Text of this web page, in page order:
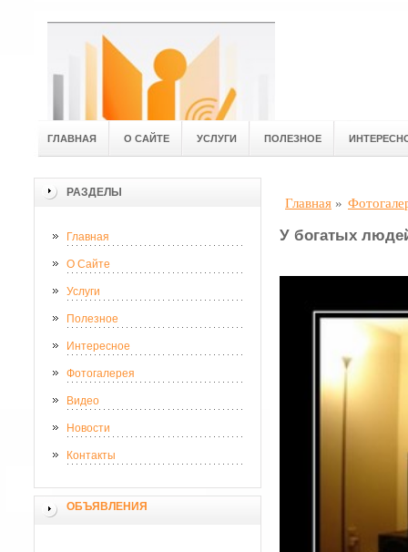
ГЛАВНАЯ О САЙТЕ УСЛУГИ ПОЛЕЗНОЕ
РАЗДЕЛЫ
Главная
О Сайте
Услуги
Полезное
Интересное
Фотогалерея
Видео
Новости
Контакты
ОБЪЯВЛЕНИЯ
Главная »
У богатых